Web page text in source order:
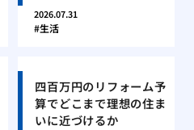
2026.07.31
生活
四百万円のリフォーム予
算でどこまで理想の住ま
いに近づけるか